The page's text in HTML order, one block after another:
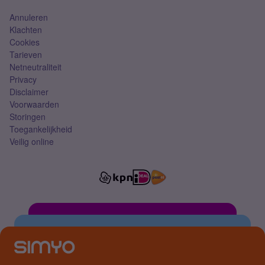
Annuleren
Klachten
Cookies
Tarieven
Netneutraliteit
Privacy
Disclaimer
Voorwaarden
Storingen
Toegankelijkheid
Veilig online